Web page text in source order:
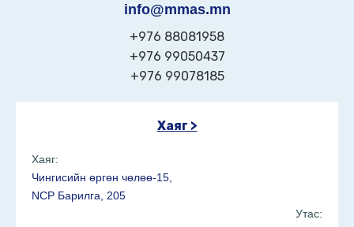
info@mmas.mn
+976 88081958
+976 99050437
+976 99078185
Хаяг >
Хаяг:
Чингисийн өргөн чөлөө-15,
NCP Барилга, 205
Утас: